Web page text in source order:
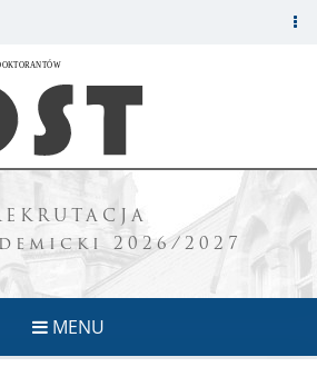
2026/2027
MENU